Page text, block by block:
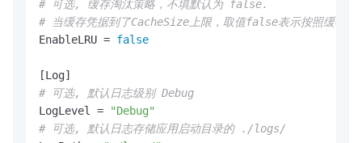
# 可选, 缓存淘汰策略，不填默认为 false.
# 当缓存凭据到了CacheSize上限，取值false表示按照缓存时
EnableLRU = false
# 可选, 默认日志级别 Debug
LogLevel =
"Debug"
# 可选, 默认日志存储应用启动目录的 ./logs/